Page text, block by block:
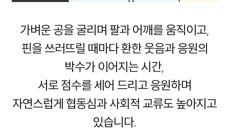
가벼운 공을 굴리며 팔과 어깨를 움직이고,
핀을 쓰러뜨릴 때마다 환한 웃음과 응원의
박수가 이어지는 시간,
서로 점수를 세어 드리고 응원하며
자연스럽게 협동심과 사회적 교류도 높아지고
있습니다.